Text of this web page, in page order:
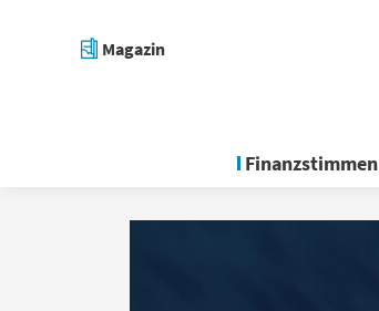
Magazin
Finanzstimmen